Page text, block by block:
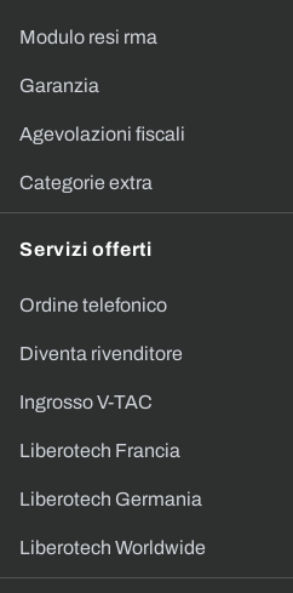
Modulo resi rma
Garanzia
Agevolazioni fiscali
Categorie extra
Servizi offerti
Ordine telefonico
Diventa rivenditore
Ingrosso V-TAC
Liberotech Francia
Liberotech Germania
Liberotech Worldwide